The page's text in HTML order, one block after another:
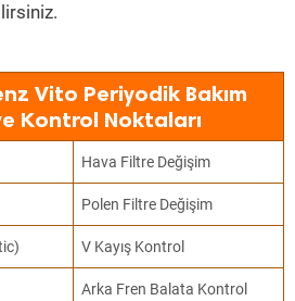
Vito Periyodik Bakım
Kontrol Noktaları
Hava Filtre Değişim
Polen Filtre Değişim
V Kayış Kontrol
Arka Fren Balata Kontrol